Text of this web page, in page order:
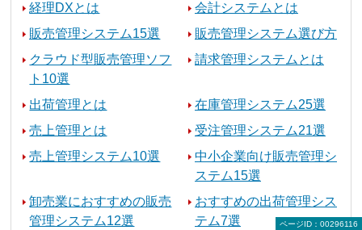
経理DXとは
会計システムとは
販売管理システム15選
販売管理システム選び方
クラウド型販売管理ソフ
ト10選
請求管理システムとは
出荷管理とは
在庫管理システム25選
売上管理とは
受注管理システム21選
売上管理システム10選
中小企業向け販売管理シ
ステム15選
卸売業におすすめの販売
管理システム12選
おすすめの出荷管理シス
テム7選
ページID：00296116